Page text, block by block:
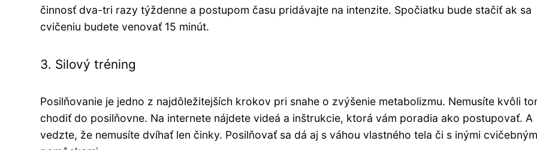
činnosť dva-tri razy týždenne a postupom času pridávajte na intenzite. Spočiatku bude stačiť ak sa
cvičeniu budete venovať 15 minút.
3. Silový tréning
Posilňovanie je jedno z najdôležitejších krokov pri snahe o zvýšenie metabolizmu. Nemusíte kvôli
chodiť do posilňovne. Na internete nájdete videá a inštrukcie, ktorá vám poradia ako postupovať. A
vedzte, že nemusíte dvíhať len činky. Posilňovať sa dá aj s váhou vlastného tela či s inými